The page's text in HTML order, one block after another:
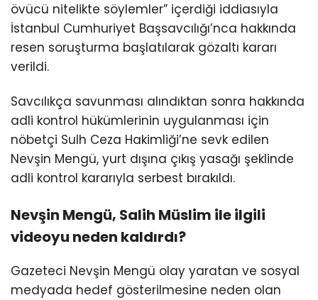
övücü nitelikte söylemler” içerdiği iddiasıyla
İstanbul Cumhuriyet Başsavcılığı’nca hakkında
resen soruşturma başlatılarak gözaltı kararı
verildi.
Savcılıkça savunması alındıktan sonra hakkında
adli kontrol hükümlerinin uygulanması için
nöbetçi Sulh Ceza Hakimliği’ne sevk edilen
Nevşin Mengü, yurt dışına çıkış yasağı şeklinde
adli kontrol kararıyla serbest bırakıldı.
Nevşin Mengü, Salih Müslim ile ilgili
videoyu neden kaldırdı?
Gazeteci Nevşin Mengü olay yaratan ve sosyal
medyada hedef gösterilmesine neden olan